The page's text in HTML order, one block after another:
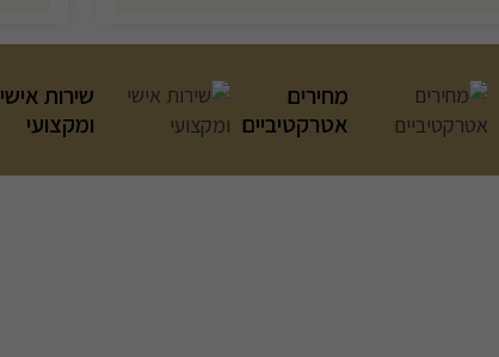
מחירים
אטרקטיביים
שירות אישי
ומקצועי